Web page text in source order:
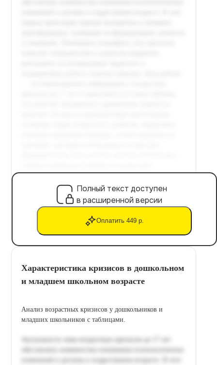
Полный текст доступен
в расширенной версии
Оплатить 449 р.
Характеристика кризисов в дошкольном
и младшем школьном возрасте
Анализ возрастных кризисов у дошкольников и
младших школьников с таблицами.